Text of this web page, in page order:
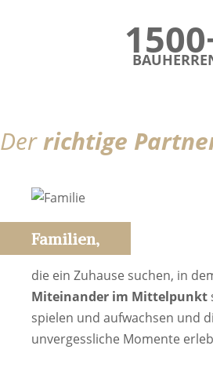
Derrichtige
Familien,
die ein Zuhause suchen, in
Miteinander im Mittelpunkt
spielen und aufwachsen und
unvergessliche Momente